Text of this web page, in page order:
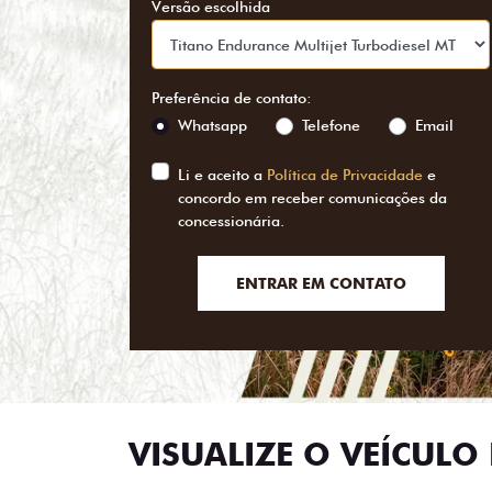
Versão escolhida
Preferência de contato:
Whatsapp
Telefone Email
Li e aceito a Política de Privacidade e
concordo em receber comunicações da
concessionária.
ENTRAR EM CONTATO
VISUALIZE O VEÍCULO